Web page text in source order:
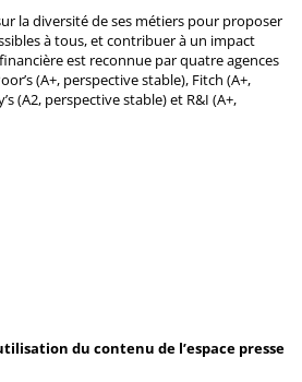
la diversité de ses métiers pour proposer
à tous, et contribuer à un impact
est reconnue par quatre agences
(A+, perspective stable), Fitch (A+,
(A2, perspective stable) et R&I (A+,
du contenu de l’espace presse